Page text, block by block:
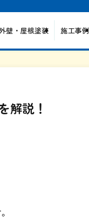
壁・屋根塗装 施工事例
解説！